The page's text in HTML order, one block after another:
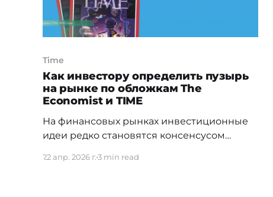
Time
Как инвестору определить пузырь
на рынке по обложкам The
Economist и TIME
На финансовых рынках инвестиционные
идеи редко становятся консенсусом
нарратива проходит последовательные
22 апр. 2026 г.3 min read